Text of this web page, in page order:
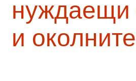
нуждаещи
и